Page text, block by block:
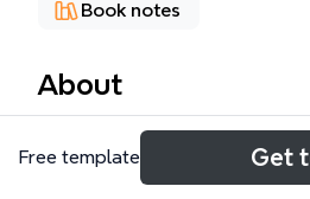
Book notes
About
金字塔原理（Pyramid Principle
月制作，涵盖50个节点，系统拆
Free template Get